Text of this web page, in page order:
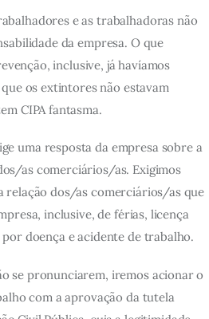
e as trabalhadoras não
da empresa. O que
inclusive, já havíamos
os extintores não estavam
CIPA fantasma.
uma resposta da empresa sobre a
as comerciários/as. Exigimos
relação dos/as comerciários/as que
inclusive, de férias, licença
doença e acidente de trabalho.
se pronunciarem, iremos acionar o
com a aprovação da tutela